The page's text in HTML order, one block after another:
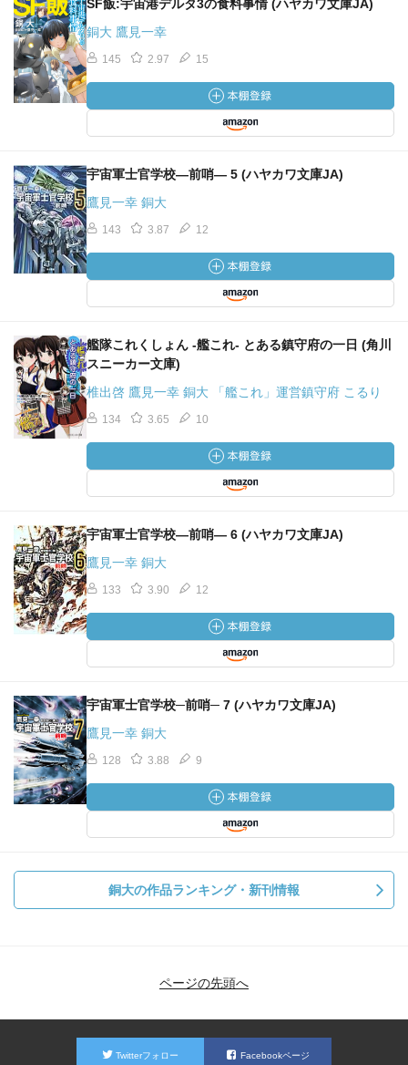
私はここに、『銀河乞食軍団』と同じテイストを感じる。
本作はシリーズではないようだけれども、同じ世界観で次
の作品が書かれる事を切に願う。
作品内のはしばしに、マニアに嬉しい小ネタがたくさん仕
込まれている事も、読んでいて楽しかった事のひとつ。
SF飯:宇宙港デルタ3の食料事情 (ハヤカワ文庫JA)
銅大 鷹見一幸
145 2.97 15
宇宙軍士官学校―前哨― 5 (ハヤカワ文庫JA)
鷹見一幸 銅大
143 3.87 12
艦隊これくしょん ‐艦これ‐ とある鎮守府の一日 (角川
スニーカー文庫)
椎出啓 鷹見一幸 銅大 「艦これ」運営鎮守府 こるり
134 3.65 10
宇宙軍士官学校―前哨― 6 (ハヤカワ文庫JA)
鷹見一幸 銅大
133 3.90 12
宇宙軍士官学校─前哨─ 7 (ハヤカワ文庫JA)
鷹見一幸 銅大
128 3.88 9
銅大の作品ランキング・新刊情報
ページの先頭へ
Twitterフォロー Facebookページ